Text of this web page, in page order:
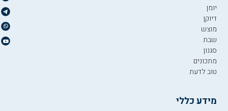
יומן
דיוקן
מוצש
שבת
סגנון
מתכונים
טוב לדעת
מידע כללי